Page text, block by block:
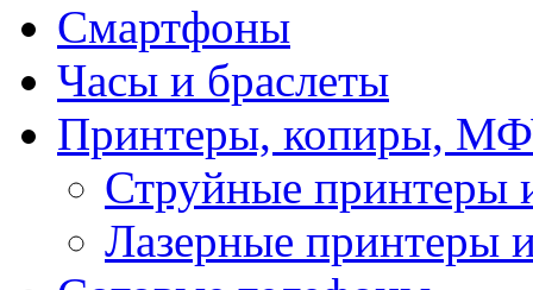
Смартфоны
Часы и браслеты
Принтеры, копиры,
Струйные
Лазерные